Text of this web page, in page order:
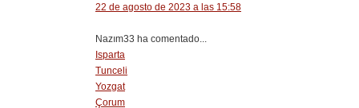
22 de agosto de 2023 a las 15:58
Nazım33 ha comentado...
Isparta
Tunceli
Yozgat
Çorum